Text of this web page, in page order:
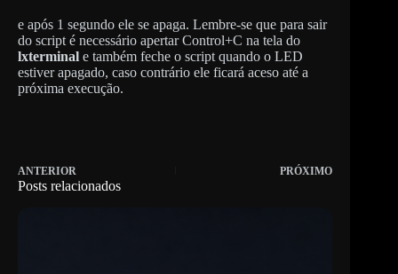
e após 1 segundo ele se apaga. Lembre-se que para sair
do script é necessário apertar Control+C na tela do
lxterminal e também feche o script quando o LED
estiver apagado, caso contrário ele ficará aceso até a
próxima execução.
ANTERIOR PRÓXIMO
Posts relacionados